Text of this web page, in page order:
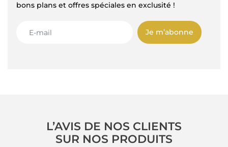
bons plans et offres spéciales en exclusité !
Je m’abonne
L’AVIS DE NOS CLIENTS
SUR NOS PRODUITS